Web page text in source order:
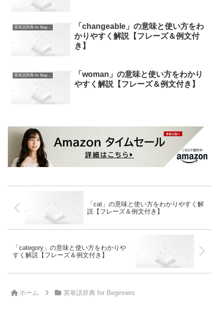
英単語辞典 for Beginners
「changeable」の意味と使い方をわ
かりやすく解説【フレーズ＆例文付
き】
英単語辞典 for Beginners
「woman」の意味と使い方をわかり
やすく解説【フレーズ＆例文付き】
「cat」の意味と使い方をわかりやすく解
説【フレーズ＆例文付き】
「category」の意味と使い方をわかりや
すく解説【フレーズ＆例文付き】
ホーム 英単語辞典 for Beginners